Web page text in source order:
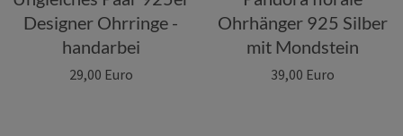
Designer Ohrringe -
handarbei
29,00 Euro
Ohrhänger 925 Silber
mit Mondstein
39,00 Euro